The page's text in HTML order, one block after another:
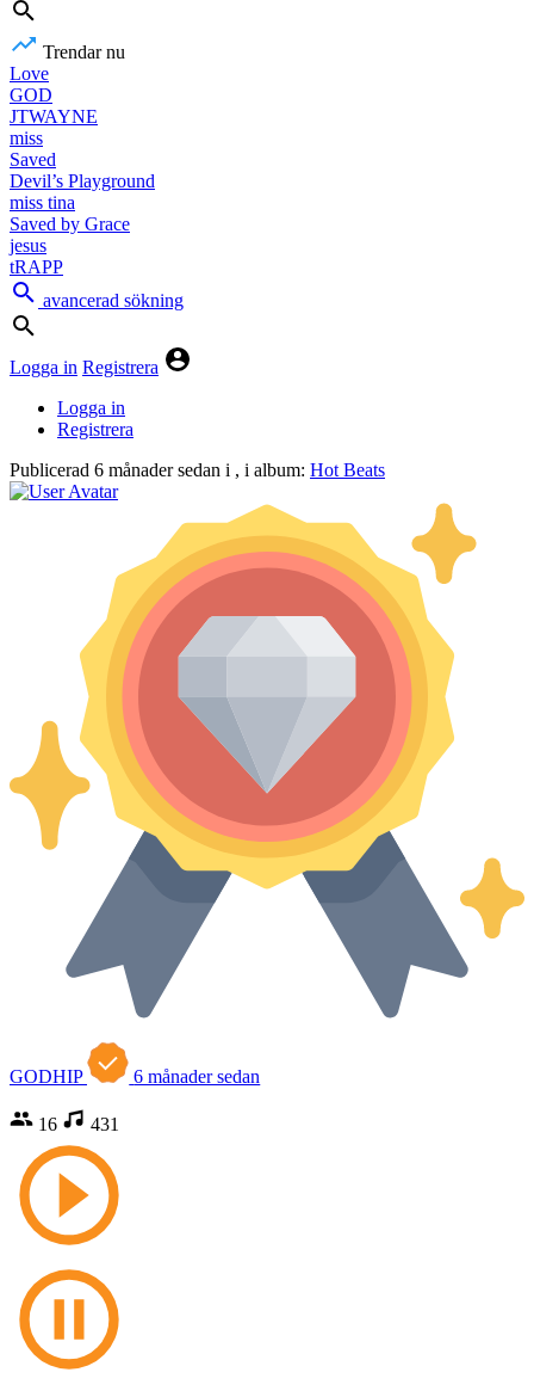
Trendar nu
Love
GOD
JTWAYNE
miss
Saved
Devil’s Playground
miss tina
Saved by Grace
jesus
tRAPP
avancerad sökning
Logga in Registrera
Logga in
Registrera
Publicerad 6 månader sedan i , i album: Hot Beats
GODHIP 6 månader sedan
16 431